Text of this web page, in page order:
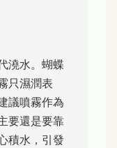
澆水。蝴蝶
只濕潤表
議噴霧作為
要還是要靠
積水，引發